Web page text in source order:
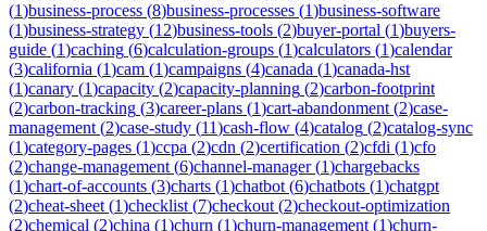
(1)business-process (8)business-processes (1)business-software
(1)business-strategy (12)business-tools (2)buyer-portal (1)buyers-
guide (1)caching (6)calculation-groups (1)calculators (1)calendar
(3)california (1)cam (1)campaigns (4)canada (1)canada-hst
(1)canary (1)capacity (2)capacity-planning (2)carbon-footprint
(2)carbon-tracking (3)career-plans (1)cart-abandonment (2)case-
management (2)case-study (11)cash-flow (4)catalog (2)catalog-sync
(1)category-pages (1)ccpa (2)cdn (2)certification (2)cfdi (1)cfo
(2)change-management (6)channel-manager(1)chargebacks
(1)chart-of-accounts (3)charts (1)chatbot (6)chatbots (1)chatgpt
(2)cheat-sheet (1)checklist (7)checkout (2)checkout-optimization
(2)chemical (2)china (1)churn (1)churn-management (1)churn-